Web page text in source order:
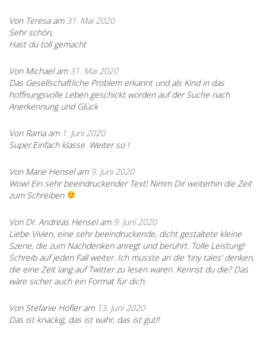
Von Teresa am 31. Mai 2020
Sehr schön,
Hast du toll gemacht
Von Michael am 31. Mai 2020
Das Gesellschaftliche Problem erkannt und als Kind in das
hoffnungsvolle Leben geschickt worden auf der Suche nach
Anerkennung und Glück
Von Rama am 1. Juni 2020
Super.Einfach klasse. Weiter so !
Von Marie Hensel am 9. Juni 2020
Wow! Ein sehr beeindruckender Text! Nimm Dir weiterhin die Zeit
zum Schreiben
Von Dr. Andreas Hensel am 9. Juni 2020
Liebe Vivien, eine sehr beeindruckende, dicht gestaltete kleine
Szene, die zum Nachdenken anregt und berührt. Tolle Leistung!
Schreib auf jeden Fall weiter. Ich musste an die ‘tiny tales’ denken,
die eine Zeit lang auf Twitter zu lesen waren. Kennst du die? Das
wäre sicher auch ein Format für dich.
Von Stefanie Höfler am 13. Juni 2020
Das ist knackig, das ist wahr, das ist gut!!